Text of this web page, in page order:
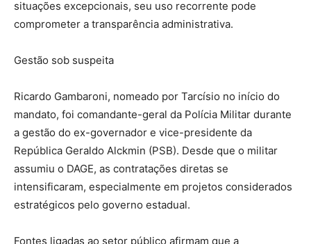
situações excepcionais, seu uso recorrente pode
comprometer a transparência administrativa.
Gestão sob suspeita
Ricardo Gambaroni, nomeado por Tarcísio no início do
mandato, foi comandante-geral da Polícia Militar durante
a gestão do ex-governador e vice-presidente da
República Geraldo Alckmin (PSB). Desde que o militar
assumiu o DAGE, as contratações diretas se
intensificaram, especialmente em projetos considerados
estratégicos pelo governo estadual.
Fontes ligadas ao setor público afirmam que a